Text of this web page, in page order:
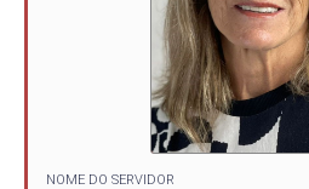
NOME DO SERVIDOR